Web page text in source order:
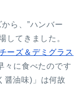
ら、”ハンバー
してきました。
ーズ＆デミグラス
々に食べたのです
醤油味)」は何故